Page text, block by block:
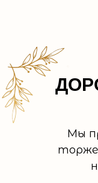
Мы